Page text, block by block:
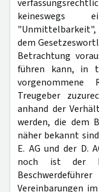
keineswegs
dem
Betrachtung
führen kann, in
vorgenommene
Treugeber
anhand der
werden, die dem
näher bekannt
E. AG und der D.
noch ist der
Vereinbarungen